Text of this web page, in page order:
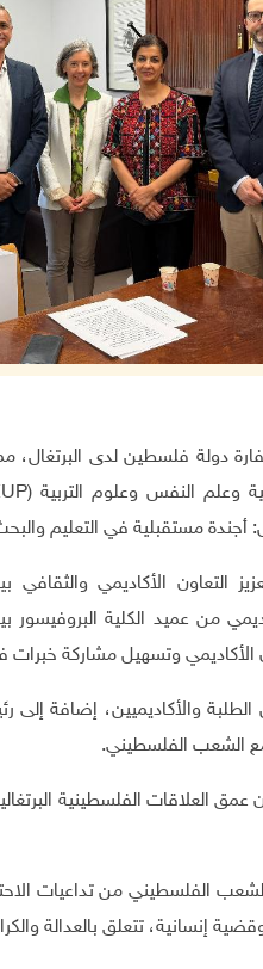
شاركت سفارة دولة فلسطين لدى
وعلم النفس وعلوم التربية
أجندة مستقبلية في التعليم
التعاون الأكاديمي
من عميد الكلية البروفيسور
الأكاديمي وتسهيل مشاركة
والأكاديميين، إضافة إلى
مع الشعب الفلسطيني.
العلاقات الفلسطينية
الفلسطيني من تداعيات
إنسانية، تتعلق بالعدالة